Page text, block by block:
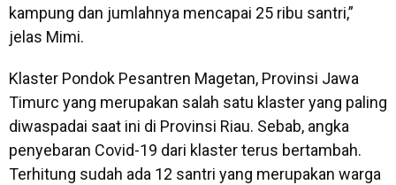
kampung dan jumlahnya mencapai 25 ribu santri,”
jelas Mimi.
Klaster Pondok Pesantren Magetan, Provinsi Jawa
Timurc yang merupakan salah satu klaster yang paling
diwaspadai saat ini di Provinsi Riau. Sebab, angka
penyebaran Covid-19 dari klaster terus bertambah.
Terhitung sudah ada 12 santri yang merupakan warga